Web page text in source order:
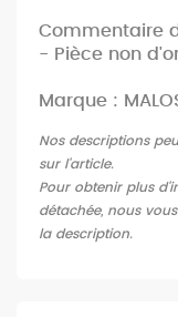
Commentaire
- Pièce non
Marque :
Nos descriptions
sur l'article.
Pour obtenir plus
détachée, nous
la description.